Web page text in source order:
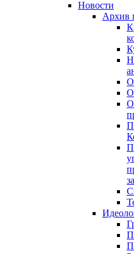
Новости
Архив
О